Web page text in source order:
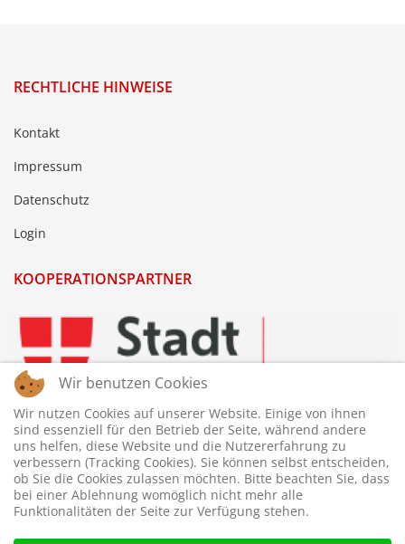
RECHTLICHE HINWEISE
Kontakt
Impressum
Datenschutz
Login
KOOPERATIONSPARTNER
Wir benutzen Cookies
Wir nutzen Cookies auf unserer Website. Einige von ihnen
sind essenziell für den Betrieb der Seite, während andere
uns helfen, diese Website und die Nutzererfahrung zu
verbessern (Tracking Cookies). Sie können selbst entscheiden,
ob Sie die Cookies zulassen möchten. Bitte beachten Sie, dass
bei einer Ablehnung womöglich nicht mehr alle
Funktionalitäten der Seite zur Verfügung stehen.